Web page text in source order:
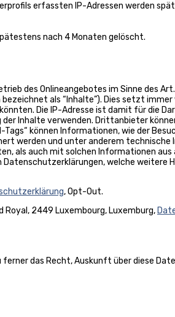
erfassten IP-Adressen werden
nach 4 Monaten gelöscht.
des Onlineangebotes im Sinne des Art.
als “Inhalte”). Dies setzt immer
Die IP-Adresse ist damit für die
der Inhalte verwenden. Drittanbieter
können Informationen, wie der
werden und unter anderem
als auch mit solchen Informationen aus
welche weitere
, Opt-Out.
Royal, 2449 Luxembourg, Luxemburg,
das Recht, Auskunft über diese